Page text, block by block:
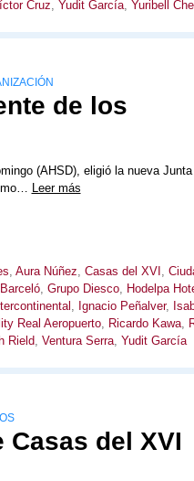
Cruz, Yudit García, Yuribell
de los
(AHSD), eligió la nueva Junta
Leer más
, Aura Núñez, Casas del XVI ,
, Grupo Diesco, Hodelpa
, Ignacio Peñalver,
Real Aeropuerto, Ricardo Kawa,
Rield, Ventura Serra, Yudit García
del XVI